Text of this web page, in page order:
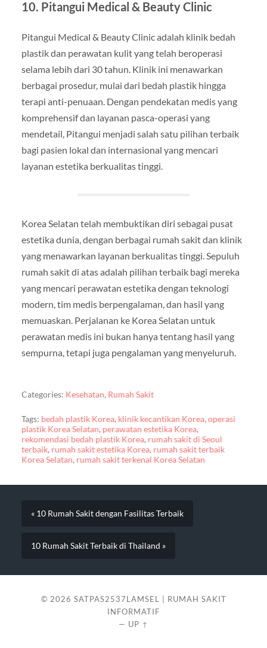
10. Pitangui Medical & Beauty Clinic
Pitangui Medical & Beauty Clinic adalah klinik bedah
plastik dan perawatan kulit yang telah beroperasi
selama lebih dari 30 tahun. Klinik ini menawarkan
berbagai prosedur, mulai dari bedah plastik hingga
terapi anti-penuaan. Dengan pendekatan medis yang
komprehensif dan layanan pasca-operasi yang
mendetail, Pitangui menjadi salah satu pilihan terbaik
bagi pasien lokal dan internasional yang mencari
layanan estetika berkualitas tinggi.
Korea Selatan telah membuktikan diri sebagai pusat
estetika dunia, dengan berbagai rumah sakit dan klinik
yang menawarkan layanan berkualitas tinggi. Sepuluh
rumah sakit di atas adalah pilihan terbaik bagi mereka
yang mencari perawatan estetika dengan teknologi
modern, tim medis berpengalaman, dan hasil yang
memuaskan. Perjalanan ke Korea Selatan untuk
perawatan medis ini bukan hanya tentang hasil yang
sempurna, tetapi juga pengalaman yang menyeluruh.
Categories: Kesehatan, Rumah Sakit
Tags: bedah plastik Korea, klinik kecantikan Korea, operasi
plastik Korea Selatan, perawatan estetika Korea,
rekomendasi bedah plastik Korea, rumah sakit di Seoul
terbaik, rumah sakit estetika Korea, rumah sakit terbaik
Korea Selatan, rumah sakit terkenal Korea Selatan
« 10 Rumah Sakit dengan Fasilitas Terbaik
10 Rumah Sakit Terbaik di Thailand »
© 2026 SATPAS2537LAMSEL | RUMAH SAKIT
INFORMATIF
— UP ↑